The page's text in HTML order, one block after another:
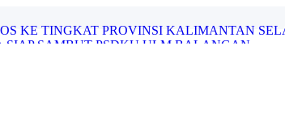
SIAP SAMBUT PSDKU ULM BALANGAN...
BULU TANGKIS TUNGGAL PUTRA DI